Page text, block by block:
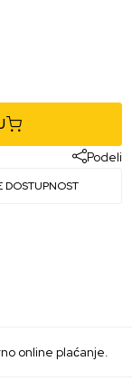
Podeli
DOSTUPNOST
online plaćanje.